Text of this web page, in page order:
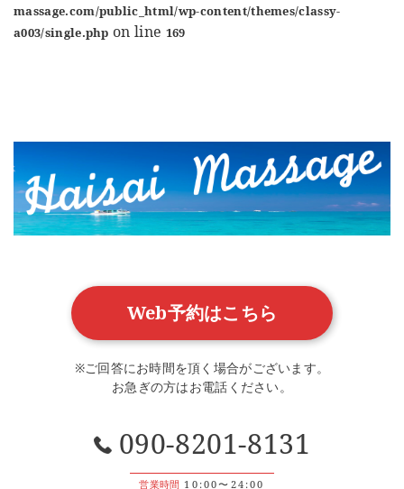
massage.com/public_html/wp-content/themes/classy-
a003/single.php on line 169
Web予約はこちら
※ご回答にお時間を頂く場合がございます。
お急ぎの方はお電話ください。
090-8201-8131
営業時間 10:00〜24:00